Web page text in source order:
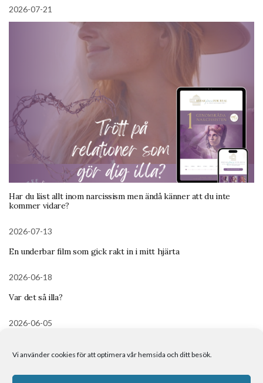
Vi använder cookies för att optimera vår hemsida och ditt besök.
2026-07-21
Har du läst allt inom narcissism men ändå känner att du inte
kommer vidare?
2026-07-13
En underbar film som gick rakt in i mitt hjärta
2026-06-18
Var det så illa?
2026-06-05